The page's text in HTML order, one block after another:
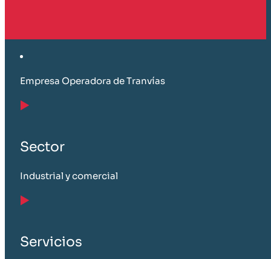
Empresa Operadora de Tranvías
Sector
Industrial y comercial
Servicios